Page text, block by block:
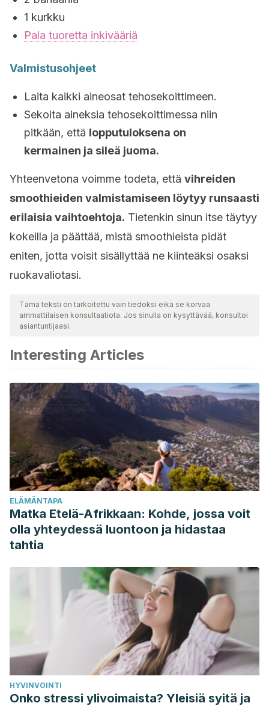
1 kurkku
Pala tuoretta inkivääriä
Valmistusohjeet
Laita kaikki aineosat tehosekoittimeen.
Sekoita aineksia tehosekoittimessa niin
pitkään, että lopputuloksena on
kermainen ja sileä juoma.
Yhteenvetona voimme todeta, että vihreiden
smoothieiden valmistamiseen löytyy runsaasti
erilaisia vaihtoehtoja. Tietenkin sinun itse täytyy
kokeilla ja päättää, mistä smoothieista pidät
eniten, jotta voisit sisällyttää ne kiinteäksi osaksi
ruokavaliotasi.
Tämä teksti on tarkoitettu vain tiedoksi eikä se korvaa
ammattilaisen konsultaatiota. Jos sinulla on kysyttävää, konsultoi
asiantuntijaasi.
Interesting Articles
ELÄMÄNTAPA
Matka Etelä-Afrikkaan: Kohde, jossa voit
olla yhteydessä luontoon ja hidastaa
tahtia
HYVINVOINTI
Onko stressi ylivoimaista? Yleisiä syitä ja